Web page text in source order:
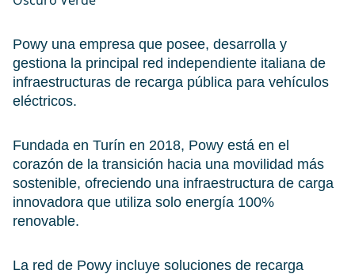
Powy una empresa que posee, desarrolla y
gestiona la principal red independiente italiana de
infraestructuras de recarga pública para vehículos
eléctricos.
Fundada en Turín en 2018, Powy está en el
corazón de la transición hacia una movilidad más
sostenible, ofreciendo una infraestructura de carga
innovadora que utiliza solo energía 100%
renovable.
La red de Powy incluye soluciones de recarga